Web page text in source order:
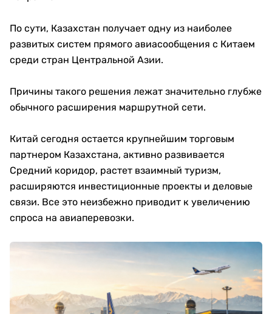
По сути, Казахстан получает одну из наиболее
развитых систем прямого авиасообщения с Китаем
среди стран Центральной Азии.
Причины такого решения лежат значительно глубже
обычного расширения маршрутной сети.
Китай сегодня остается крупнейшим торговым
партнером Казахстана, активно развивается
Средний коридор, растет взаимный туризм,
расширяются инвестиционные проекты и деловые
связи. Все это неизбежно приводит к увеличению
спроса на авиаперевозки.